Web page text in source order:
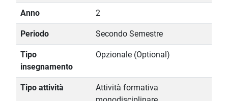
Anno 2
Periodo Secondo Semestre
Tipo
insegnamento
Opzionale (Optional)
Tipo attività
Attività formativa